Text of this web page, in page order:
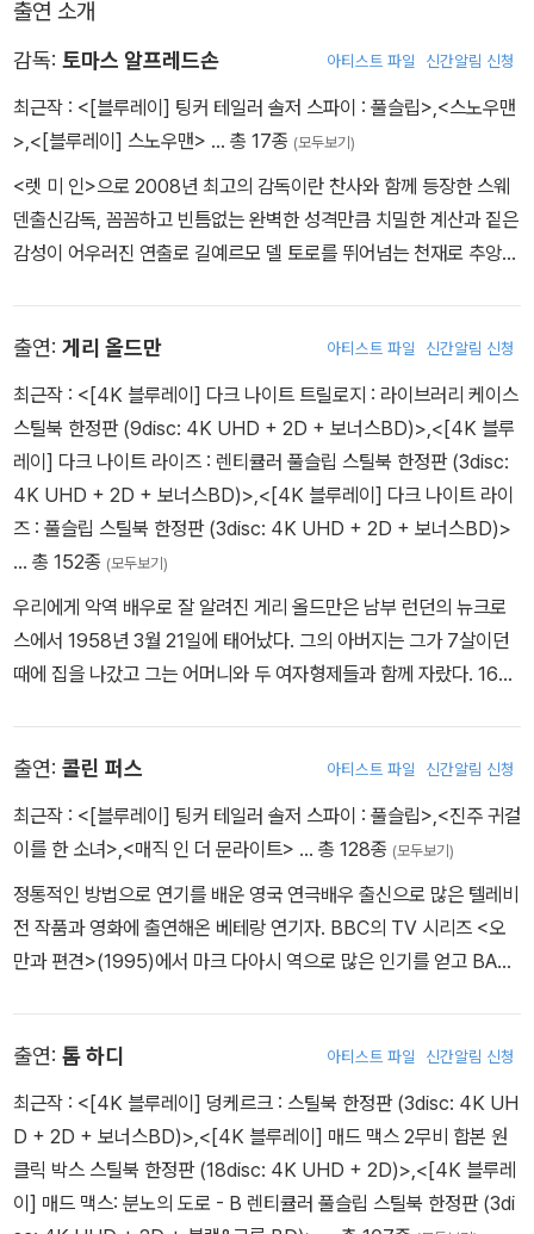
5. 삭제장면 (6분)
출연 소개
감독: 토마스 알프레드손 아티스트 파일 신간알림 신청
최근작 : <[블루레이] 팅커 테일러 솔저 스파이 : 풀슬립>,<스노우맨
>,<[블루레이] 스노우맨> … 총 17종 (모두보기)
<렛 미 인>으로 2008년 최고의 감독이란 찬사와 함께 등장한 스웨
덴출신감독, 꼼꼼하고 빈틈없는 완벽한 성격만큼 치밀한 계산과 짙은
감성이 어우러진 연출로 길예르모 델 토로를 뛰어넘는 천재로 추앙
만들며 주목받았다. 1971년 영화
에 출연하며 데뷔한 그는 연기를 넘
어 각본과 연출에서도 놀라운 재능을 선보이며 타고난 영화인의 기량
을 자랑했다. 2000년 샌프란시스코국제영화제 TV코미디 부문 실버
스파이어상 수상을 시작으로 2005년 스웨덴 최고의 영화제 굴드바
게 어워드 최우수감독상을 거머쥐었으며 2004년 영화 < Four Sha
des of Brown > 으로 스웨덴영화제에서 4개 부문의 상을 거머쥐
기도 했다. 2008년에는 <렛 미 인>으로 낫필름페스티벌, 괴테보르
틱영화제 등에서 11개 상을 수상하며, 전세계의 영화제를 모조리 휩
쓰는 기염을 토했다.
출연: 게리 올드만 아티스트 파일 신간알림 신청
최근작 : <[4K 블루레이] 다크 나이트 트릴로지 : 라이브러리 케이스
스틸북 한정판 (9disc: 4K UHD + 2D + 보너스BD)>,<[4K 블루
레이] 다크 나이트 라이즈 : 렌티큘러 풀슬립 스틸북 한정판 (3disc:
4K UHD + 2D + 보너스BD)>,<[4K 블루레이] 다크 나이트 라이
즈 : 풀슬립 스틸북 한정판 (3disc: 4K UHD + 2D + 보너스BD)>
… 총 152종 (모두보기)
우리에게 악역 배우로 잘 알려진 게리 올드만은 남부 런던의 뉴크로
스에서 1958년 3월 21일에 태어났다. 그의 아버지는 그가 7살이던
때에 집을 나갔고 그는 어머니와 두 여자형제들과 함께 자랐다. 16살
를 연주할 것이라고 생각했지만 곧 그에게 연기를 가르쳐준 드라마선
생 Roger Williams를 만나면서 그의 인생은 완전히 달라진다. 몇편
의 잘 알려지지 않는 영화에 출연하던 게리 올드만은 1986년 펑크밴
을 그린 영화 <시드와 낸시>에 출연하고 탁월한 연기로 평론가들에
게 격찬을 받게된다. 스티븐 프리어즈 감독의 영화 <귀를 기울여>를
통해 본격적으로 주목받기 시작했고, 올리버 스톤 감독의 1991년 에
서 케네디의 살인용의자 오스왈드를 연기하여 아카데미남우주연상
후보에 올랐다. 1992년 프란시스 포드 코폴라 감독의 <드라큘라>에
였고, 1993년 작 <레옹>에서 베토벤의 음악을 들으며 마약밀매를
일삼는 악질형사 노먼으로 자신의 연기력과 더불어 대중적 인기를 확
인했다. 이후 <제5원소>, <에어 포스 원>, <한니발>, <해리 포터와
아즈카반의 죄수> 등에서 개성강한 연기를 보여준 게리 올드만은 존
출연: 콜린 퍼스 아티스트 파일 신간알림 신청
최근작 : <[블루레이] 팅커 테일러 솔저 스파이 : 풀슬립>,<진주 귀걸
이를 한 소녀>,<매직 인 더 문라이트> … 총 128종 (모두보기)
정통적인 방법으로 연기를 배운 영국 연극배우 출신으로 많은 텔레비
전 작품과 영화에 출연해온 베테랑 연기자. BBC의 TV 시리즈 <오
만과 편견>(1995)에서 마크 다아시 역으로 많은 인기를 얻고 BAFT
션트>에 출연했고, 1998년에는 기네스 펠트로가 연기한 바이올라의
사악한 남편, 웨섹스 백작 역을 맡아 <세익스피어 인 러브>에 출연하
는 등 헐리웃에서 조연이지만 존재감 있게 등장했다. 그러던 중 그는
<브리짓 존스의 일기>(2001)에서 <오만관 편견> 이래 다시 한번
무뚝뚝하지만 속깊은 다아시 역을 연기함으로써 전세계적인 만인의
연인이 되었다. 특유의 영국 악센트와 부드러운 매너로 로맨스 영화
출연: 톰 하디 아티스트 파일 신간알림 신청
최근작 : <[4K 블루레이] 덩케르크 : 스틸북 한정판 (3disc: 4K UH
D + 2D + 보너스BD)>,<[4K 블루레이] 매드 맥스 2무비 합본 원
클릭 박스 스틸북 한정판 (18disc: 4K UHD + 2D)>,<[4K 블루레
이] 매드 맥스: 분노의 도로 - B 렌티큘러 풀슬립 스틸북 한정판 (3di